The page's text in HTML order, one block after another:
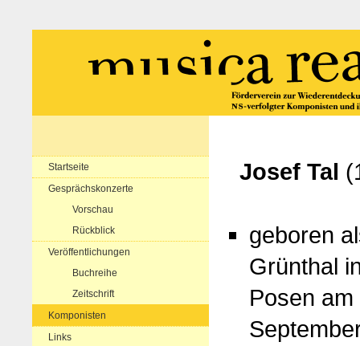
Startseite
Gesprächskonzerte
Vorschau
Rückblick
Veröffentlichungen
Buchreihe
Zeitschrift
Komponisten
Links
Josef Tal
geboren
Grünthal
Posen am